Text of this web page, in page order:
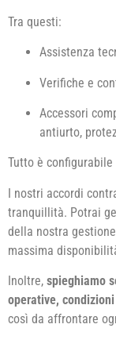
Tra questi:
Assistenza
Verifiche e
Accessori
antiurto,
Tutto è
I nostri accordi
tranquillità. Potrai
della nostra
massima
Inoltre, spieghiamo
operative,
così da affrontare